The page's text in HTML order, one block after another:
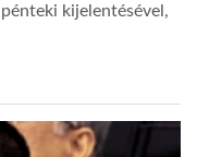
kijelentésével,